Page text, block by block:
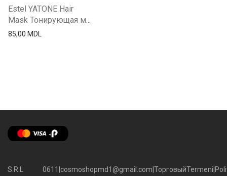
Estel YATONE Hair
Mask Тонирующая м...
85,00 MDL
S.R.L 0611 cosmoshopmd1@gmail.com ТорговыйTermeni